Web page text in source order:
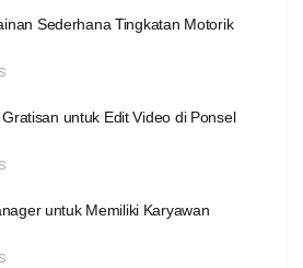
Sederhana Tingkatan Motorik
untuk Edit Video di Ponsel
untuk Memiliki Karyawan